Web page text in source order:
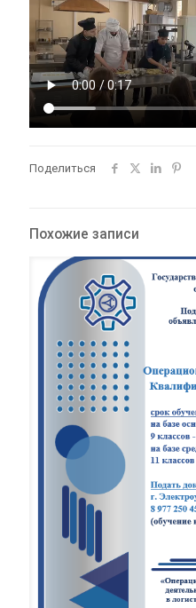
Поделиться
Похожие записи